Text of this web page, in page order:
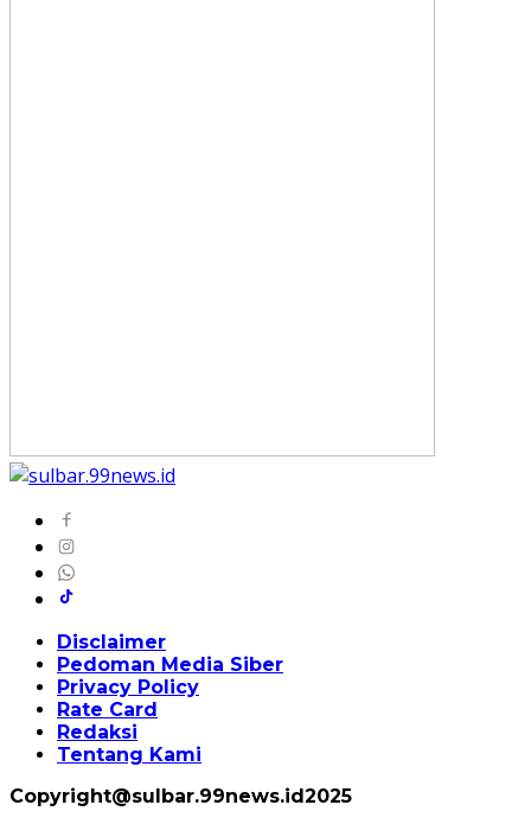
Disclaimer
Pedoman Media Siber
Privacy Policy
Rate Card
Redaksi
Tentang Kami
Copyright@sulbar.99news.id2025